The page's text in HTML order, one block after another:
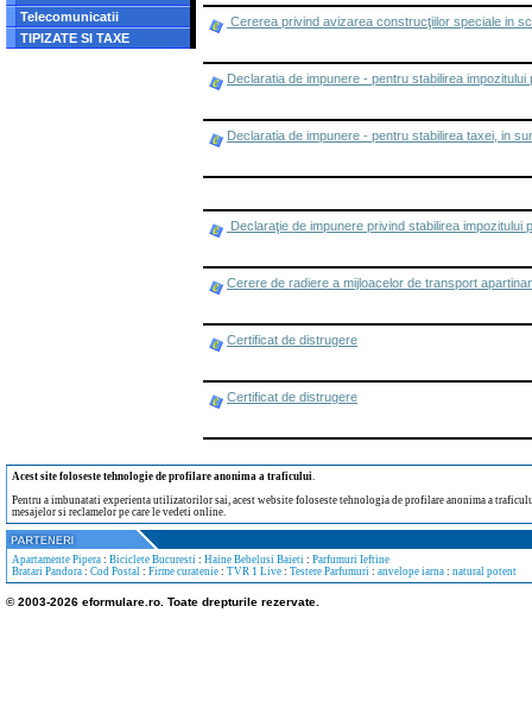
Telecomunicatii
TIPIZATE SI TAXE
Cererea privind avizarea construcţiilor speciale in
Declaratia de impunere - pentru stabilirea
Declaratia de impunere - pentru stabilirea taxei, in
Declaraţie de impunere privind stabilirea
Cerere de radiere a mijloacelor de transport
Certificat de distrugere
Certificat de distrugere
Acest site foloseste tehnologie de profilare anonima a traficului.
Pentru a imbunatati experienta utilizatorilor sai, acest website foloseste tehnologia de profilare anonima a
mesajelor si reclamelor pe care le vedeti online.
Apartamente Pipera : Biciclete Bucuresti : Haine Bebelusi Baieti : Parfumuri Ieftine
Bratari Pandora : Cod Postal : Firme curatenie : TVR 1 Live : Testere Parfumuri : anvelope iarna : natural potent
© 2003-2026 eformulare.ro. Toate drepturile rezervate.